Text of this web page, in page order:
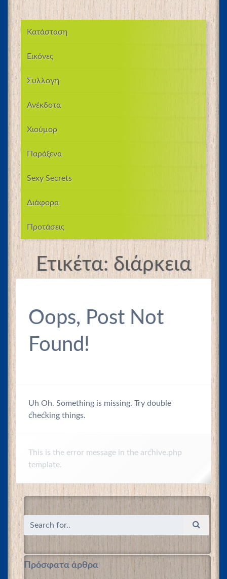
Κατάσταση
Εικόνες
Συλλογή
Ανέκδοτα
Χιούμορ
Παράξενα
Sexy Secrets
Διάφορα
Προτάσεις
Ετικέτα:διάρκεια
Oops, Post Not
Found!
Uh Oh. Something is missing. Try double
checking things.
This is the error message in the archive.php
template.
Πρόσφατα άρθρα